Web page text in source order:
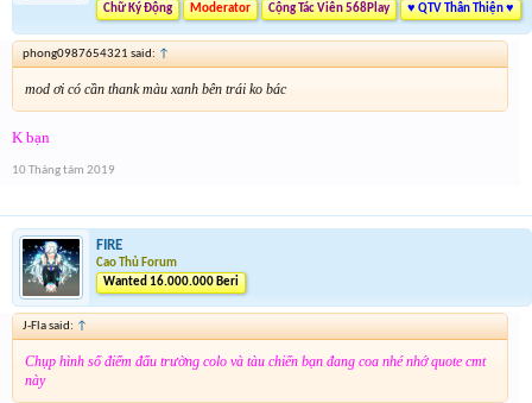
Chữ Ký Động Moderator Cộng Tác Viên 568Play ♥ QTV Thân Thiện ♥
phong0987654321 said: ↑
mod ơi có cần thank màu xanh bên trái ko bác
K bạn
10 Tháng tám 2019
FIRE
Cao Thủ Forum
Wanted 16.000.000 Beri
J-Fla said: ↑
Chụp hình số điểm đấu trường colo và tàu chiến bạn đang coa nhé nhớ quote cmt
này